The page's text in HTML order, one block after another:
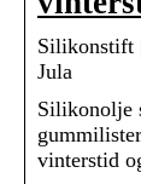
Silikonstift
Jula
Silikonolje
vinterstid